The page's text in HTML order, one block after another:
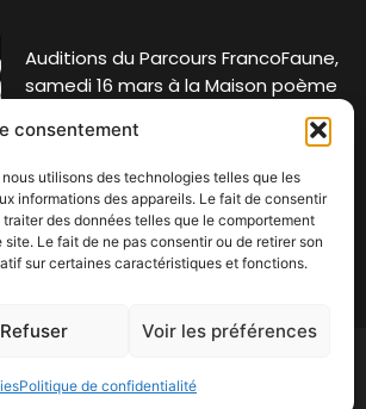
consentement
utilisons des technologies telles que les
informations des appareils. Le fait de consentir
des données telles que le comportement
Le fait de ne pas consentir ou de retirer son
sur certaines caractéristiques et fonctions.
Refuser Voir les préférences
Politique de confidentialité
Auditions du Parcours FrancoFaune,
samedi 16 mars à la Maison poème
L’Amour reste le thème privilégié
de Frédéric François.
22 novembre 2023